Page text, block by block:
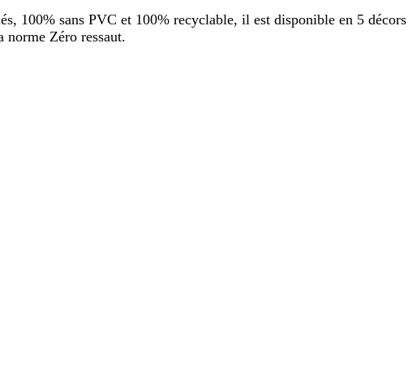
100% sans PVC et 100% recyclable, il est disponible en 5
Zéro ressaut.